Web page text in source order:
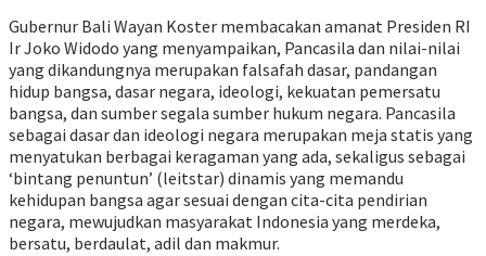
Gubernur Bali Wayan Koster membacakan amanat Presiden RI
Ir Joko Widodo yang menyampaikan, Pancasila dan nilai-nilai
yang dikandungnya merupakan falsafah dasar, pandangan
hidup bangsa, dasar negara, ideologi, kekuatan pemersatu
bangsa, dan sumber segala sumber hukum negara. Pancasila
sebagai dasar dan ideologi negara merupakan meja statis yang
menyatukan berbagai keragaman yang ada, sekaligus sebagai
‘bintang penuntun’ (leitstar) dinamis yang memandu
kehidupan bangsa agar sesuai dengan cita-cita pendirian
negara, mewujudkan masyarakat Indonesia yang merdeka,
bersatu, berdaulat, adil dan makmur.